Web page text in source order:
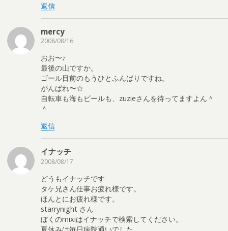
返信
mercy
2008/08/16
おお〜♪
最後の山ですか。
ゴール目前のもうひとふんばりですね。
がんばれ〜☆
自転車も海もビールも、zuzieさんを待ってますよん＾
＾
返信
イナッチ
2008/08/17
どうもイナッチです
タケ兄さん仕事お疲れ様です。
ほんとにお疲れ様です。
starrynight さん
ぼくのmixiはイナッチで検索してください。